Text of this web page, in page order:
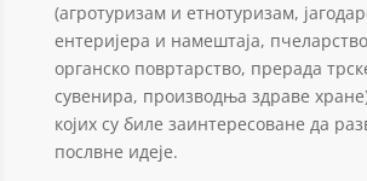
(агротуризам и етнотуризам,
ентеријера и намештаја,
органско повртарство, прерада
сувенира, производња здраве
којих су биле заинтересоване да
послвне идеје.